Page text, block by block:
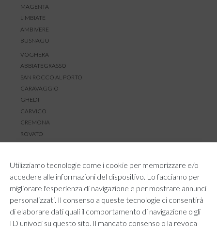
Utilizziamo tecnologie come i cookie per memorizzare e/o
accedere alle informazioni del dispositivo. Lo facciamo per
migliorare l'esperienza di navigazione e per mostrare annunci
personalizzati. Il consenso a queste tecnologie ci consentirà
di elaborare dati quali il comportamento di navigazione o gli
ID univoci su questo sito. Il mancato consenso o la revoca
MAGENTA
LIMBIATE
AMBIVERE
BUSNAGO
VOGHERA
ABBIATEGRASSO
SAN ROCCO AL PORTO
CARAVAGGIO
GHEDI
CARVICO
CREMONA
ROVATO
RESI E RIMBORSI
REGOLAMENTO LOYALTY